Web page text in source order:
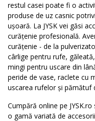
restul casei poate fi o
produse de uz casnic
ușoară. La JYSK vei găsi
curățenie profesională.
curățenie - de la
cârlige pentru rufe,
mingi pentru uscare din
peride de vase, raclete cu
uscarea rufelor și pămătuf
Cumpără online pe
o gamă variată de